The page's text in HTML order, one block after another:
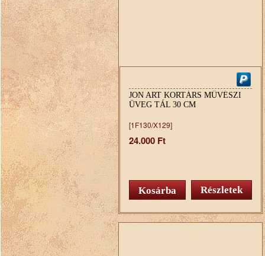
JON ART KORTÁRS MŰVÉSZI
ÜVEG TÁL 30 CM
[1F130/X129]
24.000 Ft
Részletek